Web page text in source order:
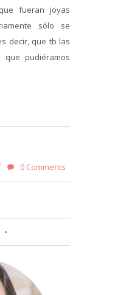
fueran joyas
sólo se
decir, que tb las
que pudiéramos
0 Comments